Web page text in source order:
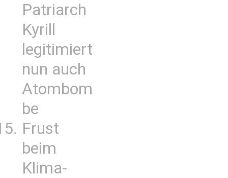
Patriarch
Kyrill
legitimiert
nun auch
Atombom
be
Frust
beim
Klima-